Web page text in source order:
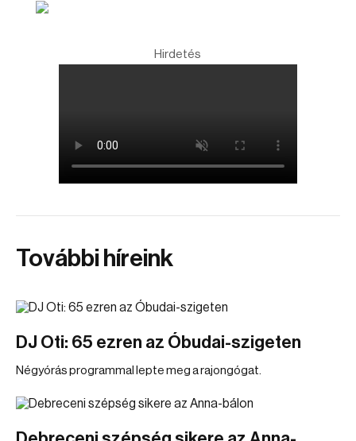
Hirdetés
További híreink
DJ Oti: 65 ezren az Óbudai-szigeten
Négyórás programmal lepte meg a rajongógat.